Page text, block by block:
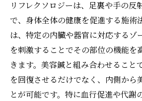
リフレクソロジーは、足裏や手の反
で、身体全体の健康を促進する施術
は、特定の内臓や器官に対応するゾ
を刺激することでその部位の機能を
きます。美容鍼と組み合わせること
を回復させるだけでなく、内側から
とが可能です。特に血行促進や代謝